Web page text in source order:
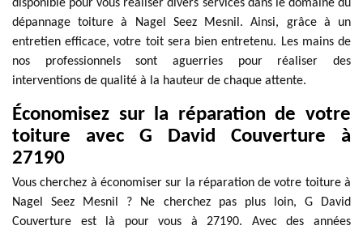
disponible pour vous réaliser divers services dans le domaine du
dépannage toiture à Nagel Seez Mesnil. Ainsi, grâce à un
entretien efficace, votre toit sera bien entretenu. Les mains de
nos professionnels sont aguerries pour réaliser des
interventions de qualité à la hauteur de chaque attente.
Économisez sur la réparation de votre
toiture avec G David Couverture à
27190
Vous cherchez à économiser sur la réparation de votre toiture à
Nagel Seez Mesnil ? Ne cherchez pas plus loin, G David
Couverture est là pour vous à 27190. Avec des années